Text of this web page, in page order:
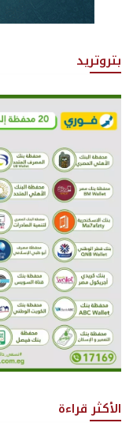
بتروتريد
الأكثر قراءة